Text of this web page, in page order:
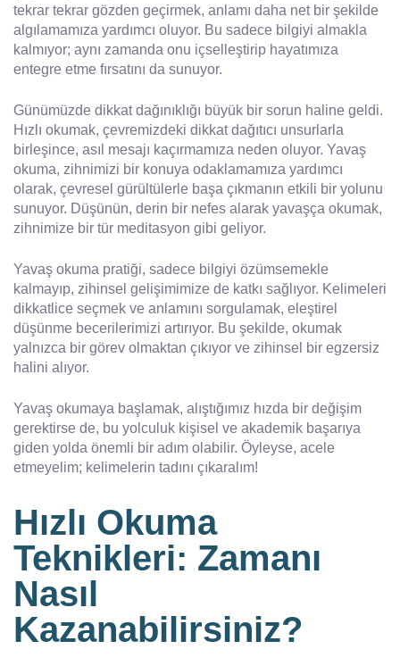
tekrar tekrar gözden geçirmek, anlamı daha net bir şekilde
algılamamıza yardımcı oluyor. Bu sadece bilgiyi almakla
kalmıyor; aynı zamanda onu içselleştirip hayatımıza
entegre etme fırsatını da sunuyor.
Günümüzde dikkat dağınıklığı büyük bir sorun haline geldi.
Hızlı okumak, çevremizdeki dikkat dağıtıcı unsurlarla
birleşince, asıl mesajı kaçırmamıza neden oluyor. Yavaş
okuma, zihnimizi bir konuya odaklamamıza yardımcı
olarak, çevresel gürültülerle başa çıkmanın etkili bir yolunu
sunuyor. Düşünün, derin bir nefes alarak yavaşça okumak,
zihnimize bir tür meditasyon gibi geliyor.
Yavaş okuma pratiği, sadece bilgiyi özümsemekle
kalmayıp, zihinsel gelişimimize de katkı sağlıyor. Kelimeleri
dikkatlice seçmek ve anlamını sorgulamak, eleştirel
düşünme becerilerimizi artırıyor. Bu şekilde, okumak
yalnızca bir görev olmaktan çıkıyor ve zihinsel bir egzersiz
halini alıyor.
Yavaş okumaya başlamak, alıştığımız hızda bir değişim
gerektirse de, bu yolculuk kişisel ve akademik başarıya
giden yolda önemli bir adım olabilir. Öyleyse, acele
etmeyelim; kelimelerin tadını çıkaralım!
Hızlı Okuma
Teknikleri: Zamanı
Nasıl
Kazanabilirsiniz?